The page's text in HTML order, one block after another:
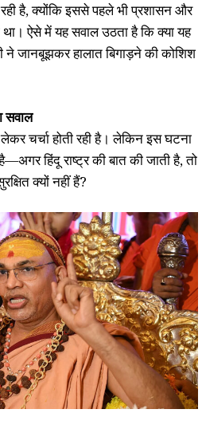
है, क्योंकि इससे पहले भी प्रशासन और
था। ऐसे में यह सवाल उठता है कि क्या यह
ने जानबूझकर हालात बिगाड़ने की कोशिश
सवाल
चर्चा होती रही है। लेकिन इस घटना
हिंदू राष्ट्र की बात की जाती है, तो
क्यों नहीं हैं?